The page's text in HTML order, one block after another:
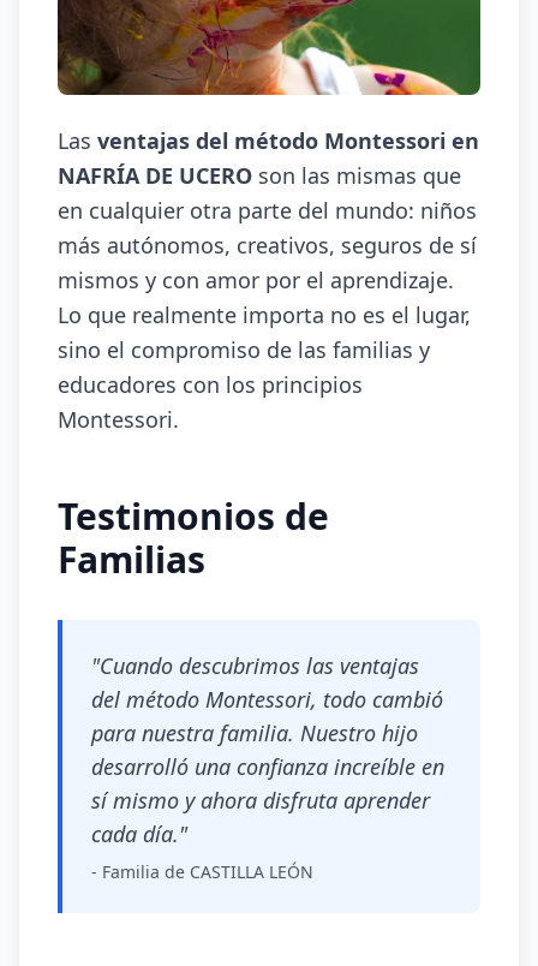
Las ventajas del método Montessori en
NAFRÍA DE UCERO son las mismas que
en cualquier otra parte del mundo: niños
más autónomos, creativos, seguros de sí
mismos y con amor por el aprendizaje.
Lo que realmente importa no es el lugar,
sino el compromiso de las familias y
educadores con los principios
Montessori.
Testimonios de
Familias
"Cuando descubrimos las ventajas
del método Montessori, todo cambió
para nuestra familia. Nuestro hijo
desarrolló una confianza increíble en
sí mismo y ahora disfruta aprender
cada día."
- Familia de CASTILLA LEÓN